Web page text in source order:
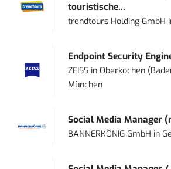
touristische...
trendtours Holding GmbH
Endpoint Security
ZEISS inOberkochen
München
Social Media Manager
BANNERKÖNIG GmbH in